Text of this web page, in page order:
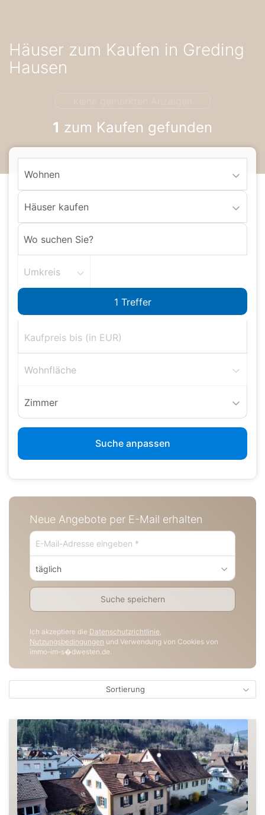
zur
Navigation
zum
Häuser zum Kaufen in Greding
Hausen
1 zum Kaufen gefunden
Wohnen
Häuser kaufen
Umkreis
Wohnfläche
Zimmer
Suche anpassen
Neue Angebote per E-Mail erhalten
täglich
Suche speichern
Ich akzeptiere die Datenschutzrichtlinie,
Nutzungsbedingungen und Verwendung von Cookies von
immo-im-s�dwesten.de.
Sortierung